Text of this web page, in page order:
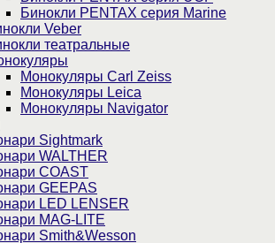
Бинокли PENTAX серия Marine
Veber
театральные
Монокуляры Carl Zeiss
Монокуляры Leica
Монокуляры Navigator
Sightmark
WALTHER
COAST
GEEPAS
LED LENSER
MAG-LITE
Smith&Wesson